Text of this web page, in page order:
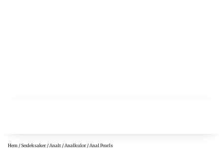
Hem / Sexleksaker /Analt /Analkulor / Anal Pearls